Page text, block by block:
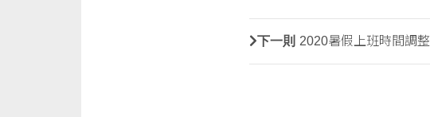
下一則 2020暑假上班時間調整